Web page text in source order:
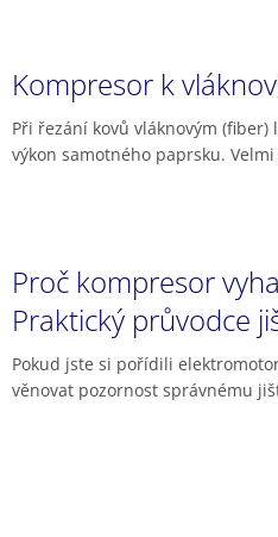
Kompresor k
Při řezání kovů vláknovým
výkon samotného paprsku.
Proč kompresor
Praktický průvodce
Pokud jste si pořídili
věnovat pozornost správnému